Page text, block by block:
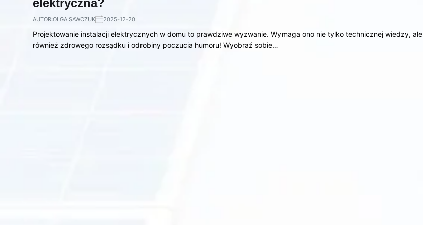
elektryczna?
AUTOR:OLGA SAWCZUK 2025-12-20
Projektowanie instalacji elektrycznych w domu to prawdziwe wyzwanie. Wymaga ono nie tylko technicznej wiedzy, ale
również zdrowego rozsądku i odrobiny poczucia humoru! Wyobraź sobie…